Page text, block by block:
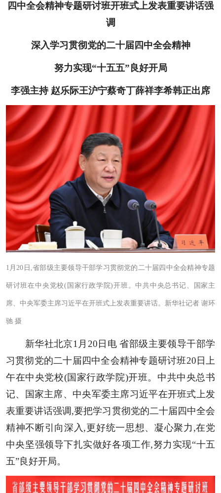
四中全会精神专题研讨班开班式上发表重要讲话强
调
深入学习贯彻党的二十届四中全会精神
努力实现“十五五”良好开局
李强主持 赵乐际王沪宁蔡奇丁薛祥李希韩正出席
1月20日,省部级主要领导干部学习贯彻党的二十届四中全会精神专题
研讨班在中央党校(国家行政学院)开班。中共中央总书记、国家主
席、中央军委主席习近平在开班式上发表重要讲话。新华社记者 谢环
驰 摄
新华社北京1月20日电 省部级主要领导干部学
习贯彻党的二十届四中全会精神专题研讨班20日上
午在中央党校(国家行政学院)开班。中共中央总书
记、国家主席、中央军委主席习近平在开班式上发
表重要讲话强调,要把学习贯彻党的二十届四中全会
精神不断引向深入,更好统一思想、凝心聚力,在党
中央坚强领导下扎实做好各项工作,努力实现“十五
五”良好开局。